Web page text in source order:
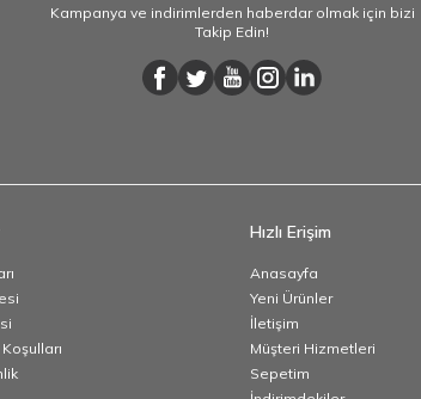
Kampanya ve indirimlerden haberdar olmak için bizi
Takip Edin!
Hızlı Erişim
Anasayfa
Yeni Ürünler
İletişim
Müşteri Hizmetleri
Sepetim